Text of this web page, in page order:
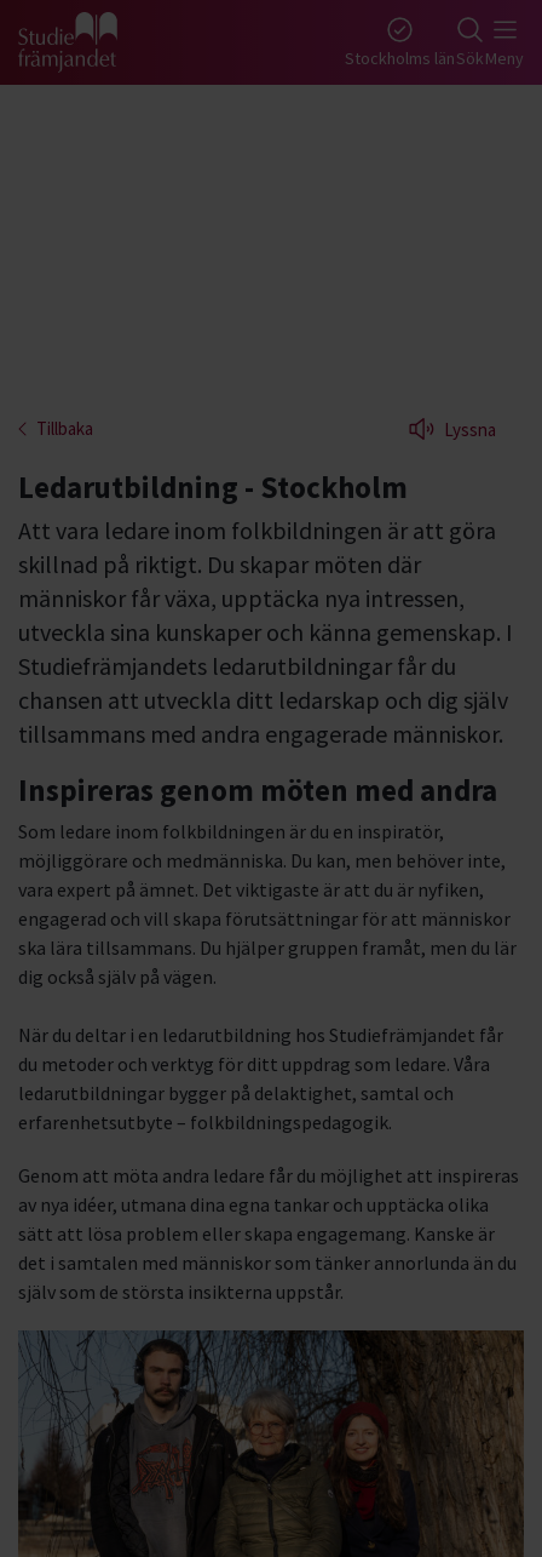
Gå till studiefrämjandets startsida Stockholms länSökMeny
Tillbaka Lyssna
Ledarutbildning - Stockholm
Att vara ledare inom folkbildningen är att göra
skillnad på riktigt. Du skapar möten där
människor får växa, upptäcka nya intressen,
utveckla sina kunskaper och känna gemenskap. I
Studiefrämjandets ledarutbildningar får du
chansen att utveckla ditt ledarskap och dig själv
tillsammans med andra engagerade människor.
Inspireras genom möten med andra
Som ledare inom folkbildningen är du en inspiratör,
möjliggörare och medmänniska. Du kan, men behöver inte,
vara expert på ämnet. Det viktigaste är att du är nyfiken,
engagerad och vill skapa förutsättningar för att människor
ska lära tillsammans. Du hjälper gruppen framåt, men du lär
dig också själv på vägen.
När du deltar i en ledarutbildning hos Studiefrämjandet får
du metoder och verktyg för ditt uppdrag som ledare. Våra
ledarutbildningar bygger på delaktighet, samtal och
erfarenhetsutbyte – folkbildningspedagogik.
Genom att möta andra ledare får du möjlighet att inspireras
av nya idéer, utmana dina egna tankar och upptäcka olika
sätt att lösa problem eller skapa engagemang. Kanske är
det i samtalen med människor som tänker annorlunda än du
själv som de största insikterna uppstår.